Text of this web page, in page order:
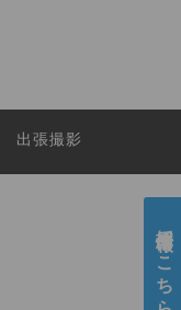
出張撮影
採用情報はこちら